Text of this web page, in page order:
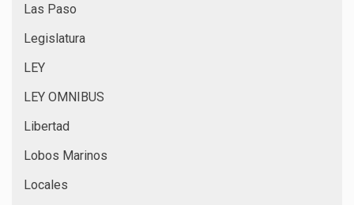
Las Paso
Legislatura
LEY
LEY OMNIBUS
Libertad
Lobos Marinos
Locales